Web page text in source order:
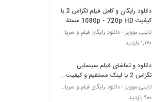
دانلود رایگان و کامل فیلم تگزاس 2 با
کیفیت 1080p - 720p HD مستقیم
تاینی موویز - دانلود رایگان فیلم و سریال ایرانی جد
۱,۱۷۰ بازدید
دانلود و تماشای فیلم سینمایی
تگزاس 2 با لینک مستقیم و کیفیت
4K
تاینی موویز - دانلود رایگان فیلم و سریال ایرانی جد
۹۰۰ بازدید